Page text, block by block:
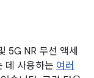
5G NR 무선 액세
데 사용하는 여러